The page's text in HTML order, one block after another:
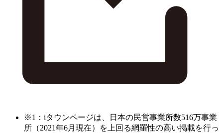
※1：iタウンページは、日本の民営事業所数516万事業
所（2021年6月現在）を上回る網羅性の高い掲載を行っ